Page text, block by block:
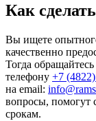
Как
Вы ищете
качественно
Тогда
телефону +7
на email:
вопросы, помогут
срокам.